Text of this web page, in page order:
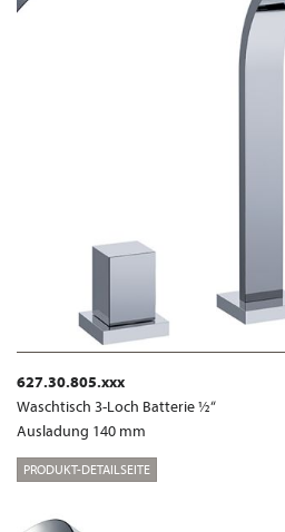
627.30.805.xxx
Waschtisch 3-Loch Batterie ½“
Ausladung 140 mm
PRODUKT-DETAILSEITE